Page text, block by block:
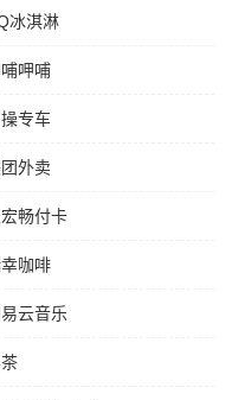
冰淇淋
呷哺
专车
外卖
畅付卡
咖啡
云音乐